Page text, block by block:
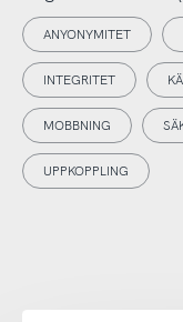
ANYONYMITET
INTEGRITET
MOBBNING
UPPKOPPLING